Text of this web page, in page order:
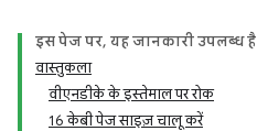
इस पेज पर, यह जानकारी उपलब्ध है
वास्तुकला
वीएनडीके के इस्तेमाल पर रोक
16 केबी पेज साइज़ चालू करें